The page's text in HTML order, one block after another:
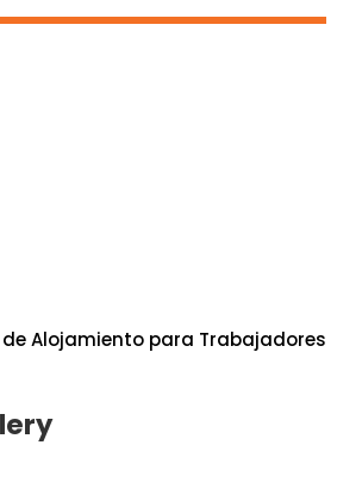
Alojamiento para Trabajadores